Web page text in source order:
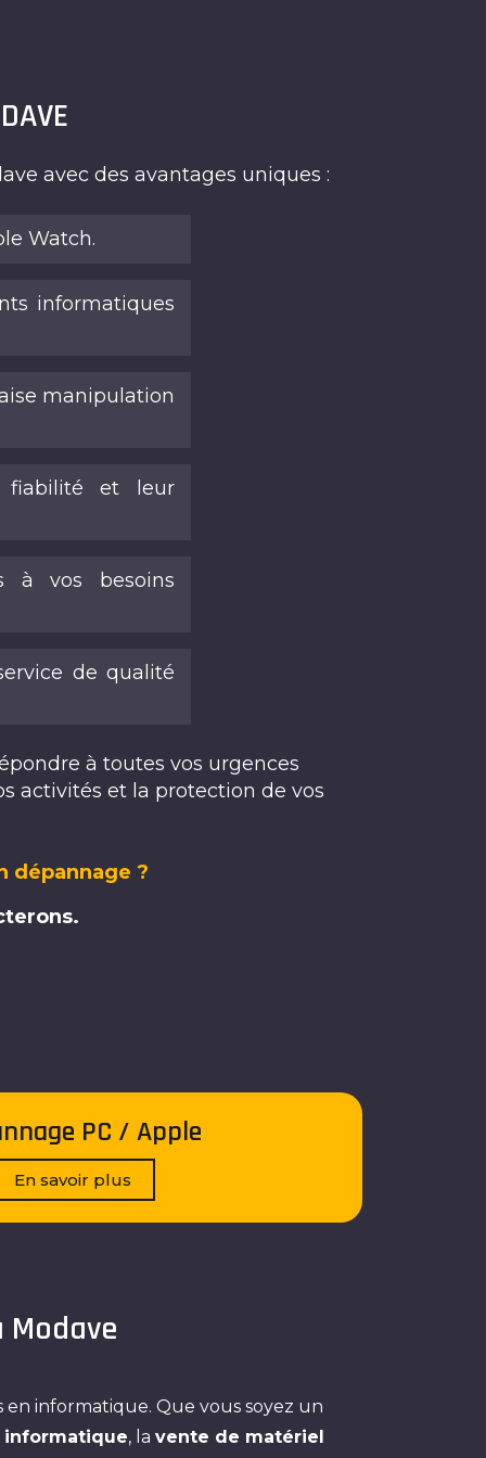
avec des avantages uniques :
Watch.
informatiques
manipulation
fiabilité et leur
à vos besoins
de qualité
à toutes vos urgences
activités et la protection de vos
dépannage ?
PC / Apple
En savoir plus
informatique. Que vous soyez un
informatique, la vente de matériel